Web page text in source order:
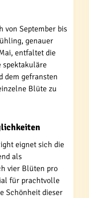
von September bis
genauer
entfaltet die
spektakuläre
dem gefransten
Blüte zu
eignet sich die
als
vier Blüten pro
für prachtvolle
Schönheit dieser